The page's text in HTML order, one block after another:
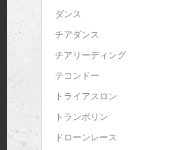
ダンス
チアダンス
チアリーディング
テコンドー
トライアスロン
トランポリン
ドローンレース